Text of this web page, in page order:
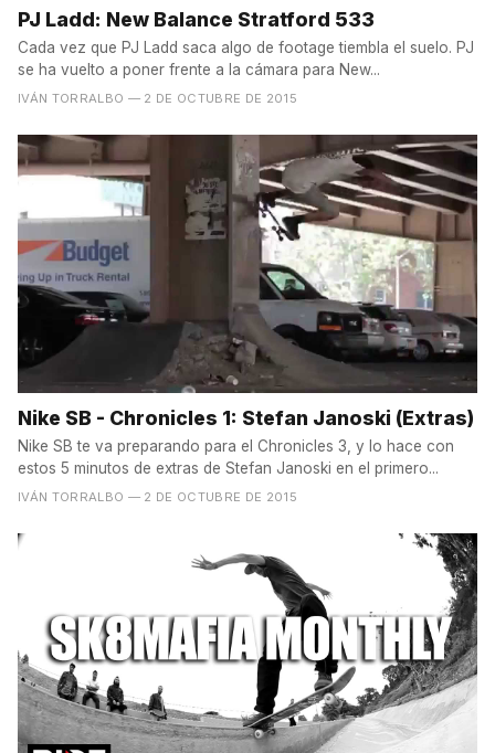
PJ Ladd: New Balance Stratford 533
Cada vez que PJ Ladd saca algo de footage tiembla el suelo. PJ
se ha vuelto a poner frente a la cámara para New...
IVÁN TORRALBO — 2 DE OCTUBRE DE 2015
Nike SB - Chronicles 1: Stefan Janoski (Extras)
Nike SB te va preparando para el Chronicles 3, y lo hace con
estos 5 minutos de extras de Stefan Janoski en el primero...
IVÁN TORRALBO — 2 DE OCTUBRE DE 2015